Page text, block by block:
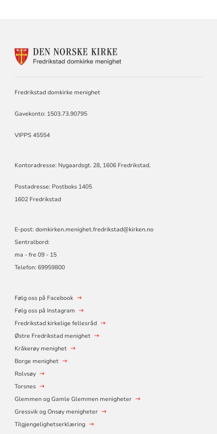
FOR
Fredrikstad domkirke menighet
Gavekonto: 1503.73.90795
VIPPS 45554
Kontoradresse: Nygaardsgt. 28, 1606 Fredrikstad.
Postadresse: Postboks 1405
1602 Fredrikstad
E-post: domkirken.menighet.fredrikstad@kirken.no
Sentralbord:
ma - fre 09 - 15
Telefon: 69959800
Følg oss på Facebook
Følg oss på Instagram
Fredrikstad kirkelige fellesråd
Østre Fredrikstad menighet
Kråkerøy menighet
Borge menighet
Rolvsøy
Torsnes
Glemmen og Gamle Glemmen menigheter
Gressvik og Onsøy menigheter
Tilgjengelighetserklæring